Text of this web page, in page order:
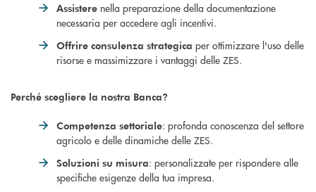
Assistere nella preparazione della documentazione
necessaria per accedere agli incentivi.
Offrire consulenza strategica per ottimizzare l'uso delle
risorse e massimizzare i vantaggi delle ZES.
Perché scegliere la nostra Banca?
Competenza settoriale: profonda conoscenza del settore
agricolo e delle dinamiche delle ZES.
Soluzioni su misura: personalizzate per rispondere alle
specifiche esigenze della tua impresa.